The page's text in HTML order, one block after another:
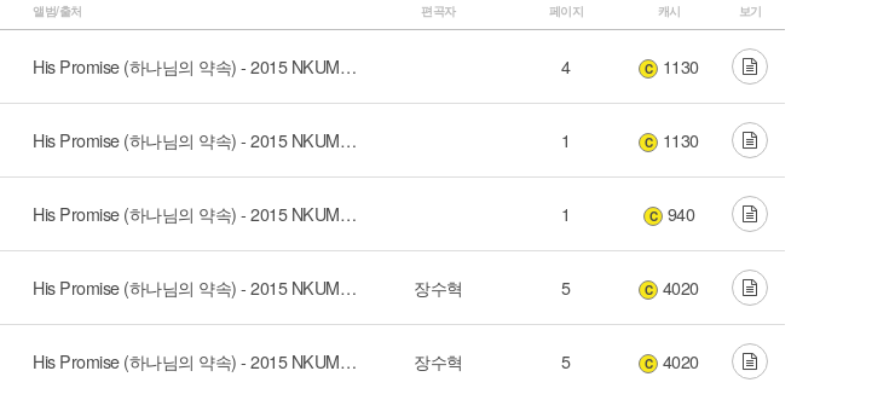
앨범/출처 편곡자 페이지 캐시 보기
His Promise (하나님의 약속) - 2015 NKUMC Live Worship 4 C 1130
His Promise (하나님의 약속) - 2015 NKUMC Live Worship 1 C 1130
His Promise (하나님의 약속) - 2015 NKUMC Live Worship 1 C 940
His Promise (하나님의 약속) - 2015 NKUMC Live Worship 장수혁 5 C 4020
His Promise (하나님의 약속) - 2015 NKUMC Live Worship 장수혁 5 C 4020